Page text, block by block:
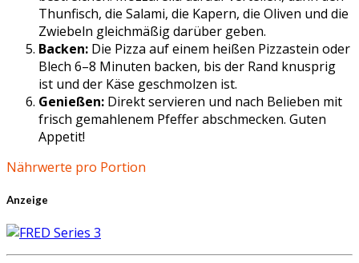
Thunfisch, die Salami, die Kapern, die Oliven und die
Zwiebeln gleichmäßig darüber geben.
Backen: Die Pizza auf einem heißen Pizzastein oder
Blech 6–8 Minuten backen, bis der Rand knusprig
ist und der Käse geschmolzen ist.
Genießen: Direkt servieren und nach Belieben mit
frisch gemahlenem Pfeffer abschmecken. Guten
Appetit!
Nährwerte pro Portion
Anzeige